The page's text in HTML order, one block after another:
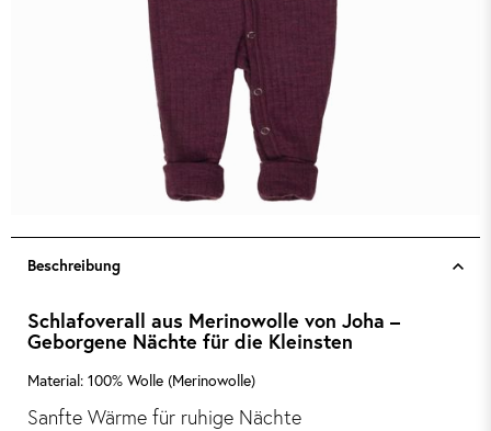
Beschreibung
Schlafoverall aus Merinowolle von Joha –
Geborgene Nächte für die Kleinsten
Material: 100% Wolle (Merinowolle)
Sanfte Wärme für ruhige Nächte